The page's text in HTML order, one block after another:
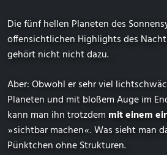
Die fünf hellen Planeten des
offensichtlichen Highlights des
gehört nicht nicht dazu.
Aber: Obwohl er sehr viel
Planeten und mit bloßem Auge im
kann man ihn trotzdem mit einem
⁠»⁠ ⁠sichtbar machen⁠ ⁠«⁠ ⁠. Was sieht man
Pünktchen ohne Strukturen.